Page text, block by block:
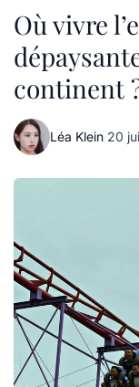
Où vivre
continent
Léa Klein·20